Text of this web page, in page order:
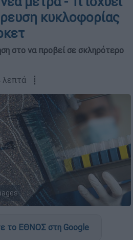
κυκλοφορίας
στο να προβεί σε σκληρότερο
λεπτά ┋
το ΕΘΝΟΣ στη Google